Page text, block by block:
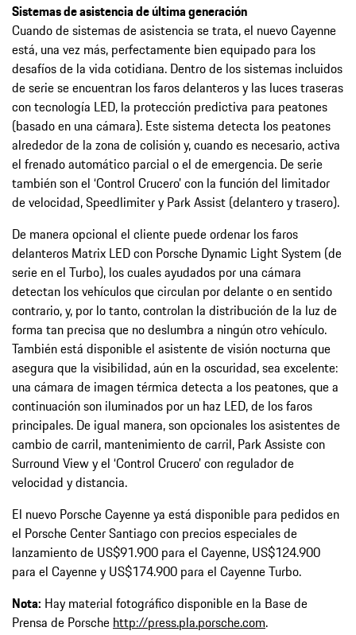
Sistemas de asistencia de última generación
Cuando de sistemas de asistencia se trata, el nuevo Cayenne
está, una vez más, perfectamente bien equipado para los
desafíos de la vida cotidiana. Dentro de los sistemas incluidos
de serie se encuentran los faros delanteros y las luces traseras
con tecnología LED, la protección predictiva para peatones
(basado en una cámara). Este sistema detecta los peatones
alrededor de la zona de colisión y, cuando es necesario, activa
el frenado automático parcial o el de emergencia. De serie
también son el ‘Control Crucero’ con la función del limitador
de velocidad, Speedlimiter y Park Assist (delantero y trasero).
De manera opcional el cliente puede ordenar los faros
delanteros Matrix LED con Porsche Dynamic Light System (de
serie en el Turbo), los cuales ayudados por una cámara
detectan los vehículos que circulan por delante o en sentido
contrario, y, por lo tanto, controlan la distribución de la luz de
forma tan precisa que no deslumbra a ningún otro vehículo.
También está disponible el asistente de visión nocturna que
asegura que la visibilidad, aún en la oscuridad, sea excelente:
una cámara de imagen térmica detecta a los peatones, que a
continuación son iluminados por un haz LED, de los faros
principales. De igual manera, son opcionales los asistentes de
cambio de carril, mantenimiento de carril, Park Assiste con
Surround View y el ‘Control Crucero’ con regulador de
velocidad y distancia.
El nuevo Porsche Cayenne ya está disponible para pedidos en
el Porsche Center Santiago con precios especiales de
lanzamiento de US$91.900 para el Cayenne, US$124.900
para el Cayenne y US$174.900 para el Cayenne Turbo.
Nota: Hay material fotográfico disponible en la Base de
Prensa de Porsche http://press.pla.porsche.com.